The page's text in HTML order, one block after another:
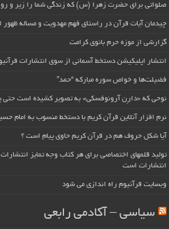
صلواتی برای حضرت زهرا (س) که زندگی شما را زیر و رو
چیدمان آیات قرآن در راستای فهم مهدویت و مساله
گزارشی از موزه حرم بانوی کرامت
انتشار اپلیکیشن دستخط آسمانی از سوی انتشارات
فضیلت‌ها و خواص سوره مبارکه “حمد”
نوحی که «دارِن آرونوفسکی» به تصویر کشیده است حتی
نرم افزار آنلاین قرآن کریم با دستخط منسوب به امام
آیا شکل حروف هم در قرآن کریم حاوی پیام است ؟
تولید قلمهای اختصاصی برای هر کتاب وجه تمایز
انتشارات است
وبسایت قرآنیوم راه اندازی می شود
سیاسی – آکادمی رابعی